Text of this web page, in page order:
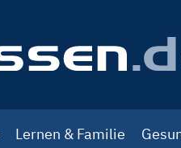
Lernen & Familie